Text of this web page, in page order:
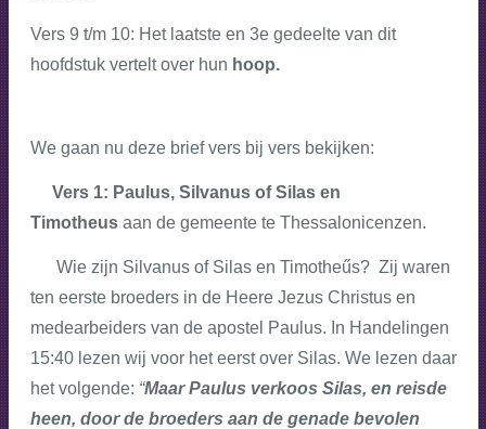
Vers 9 t/m 10: Het laatste en 3e gedeelte van dit
hoofdstuk vertelt over hun hoop.
We gaan nu deze brief vers bij vers bekijken:
Vers 1: Paulus, Silvanus of Silas en
Timotheusaan de gemeente te Thessalonicenzen.
Wie zijn Silvanus of Silas en Timotheűs? Zij waren
ten eerste broeders in de Heere Jezus Christus en
medearbeiders van de apostel Paulus. In Handelingen
15:40 lezen wij voor het eerst over Silas. We lezen daar
het volgende: “Maar Paulus verkoos Silas, en reisde
heen, door de broeders aan de genade bevolen